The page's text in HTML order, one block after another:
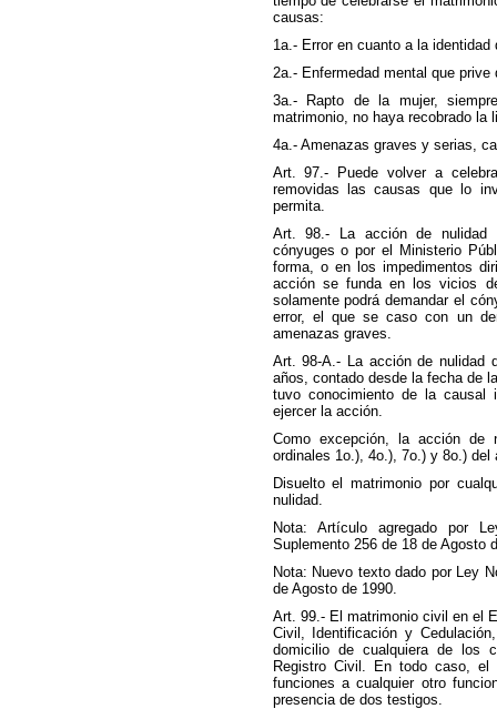
causas:
1a.- Error en cuanto a la identidad
2a.- Enfermedad mental que prive
3a.- Rapto de la mujer,
matrimonio, no haya recobrado la
4a.- Amenazas graves y serias,
Art. 97.- Puede volver a
removidas las causas que lo
permita.
Art. 98.- La acción de nulidad
cónyuges o por el Ministerio
forma, o en los impedimentos
acción se funda en los vicios
solamente podrá demandar el
error, el que se caso con un
amenazas graves.
Art. 98-A.- La acción de nulidad
años, contado desde la fecha de
tuvo conocimiento de la causal
ejercer la acción.
Como excepción, la acción
ordinales 1o.), 4o.), 7o.) y 8o.) del
Disuelto el matrimonio por
nulidad.
Nota: Artículo agregado por
Suplemento 256 de 18 de Agosto
Nota: Nuevo texto dado por Ley
de Agosto de 1990.
Art. 99.- El matrimonio civil en el
Civil, Identificación y
domicilio de cualquiera de los
Registro Civil. En todo caso, el
funciones a cualquier otro
presencia de dos testigos.